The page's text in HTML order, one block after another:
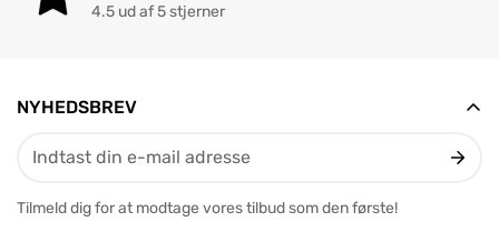
4.5 ud af 5 stjerner
NYHEDSBREV
Tilmeld dig for at modtage vores tilbud som den første!